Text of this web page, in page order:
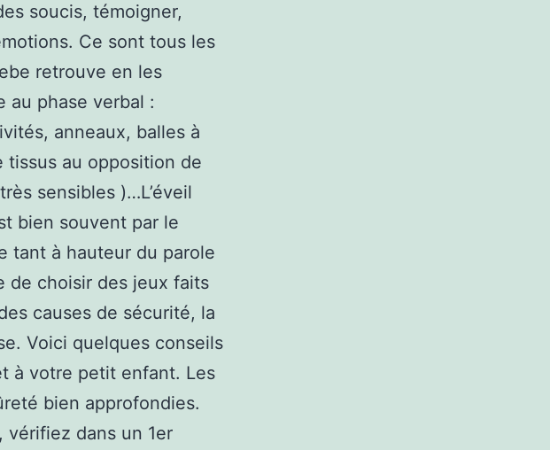
soucis, témoigner,
Ce sont tous les
retrouve en les
au phase verbal :
anneaux, balles à
au opposition de
sensibles )…L’éveil
bien souvent par le
tant à hauteur du parole
de choisir des jeux faits
causes de sécurité, la
Voici quelques conseils
à votre petit enfant. Les
bien approfondies.
vérifiez dans un 1er